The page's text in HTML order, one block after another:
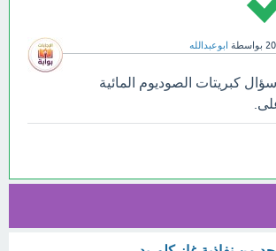
بواسطة ابوعبدالله
كبريتات الصوديوم المائية